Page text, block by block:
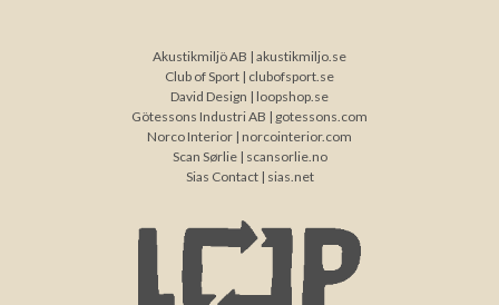
Akustikmiljö AB | akustikmiljo.se
Club of Sport | clubofsport.se
David Design | loopshop.se
Götessons Industri AB | gotessons.com
Norco Interior | norcointerior.com
Scan Sørlie | scansorlie.no
Sias Contact | sias.net